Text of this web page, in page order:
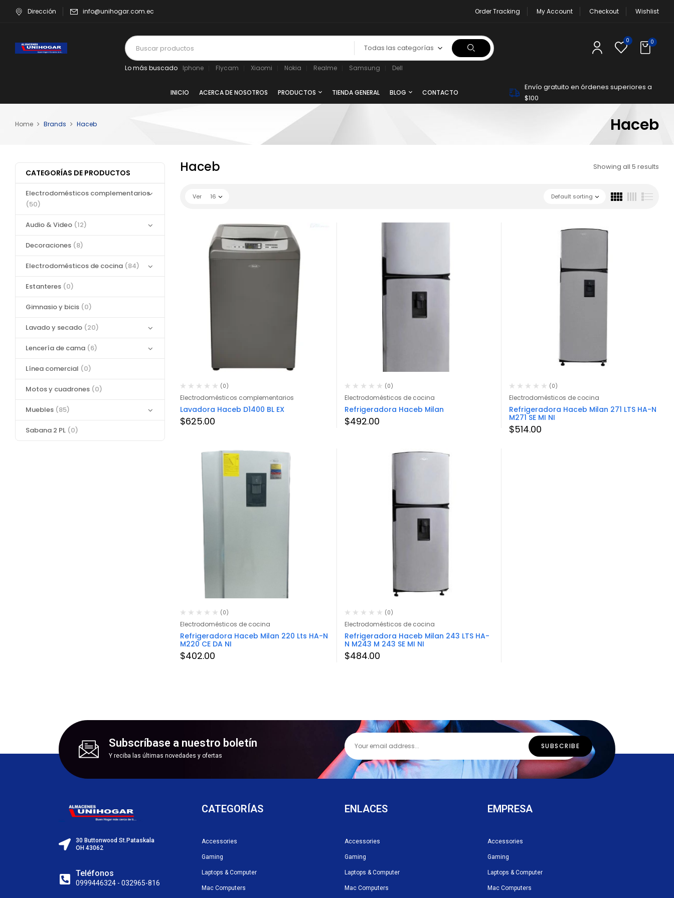
Dirección info@unihogar.com.ec Order Tracking My Account Checkout Wishlist
Todas las categorías
Lo más buscado Iphone Flycam Xiaomi Nokia Realme Samsung Dell
0 0
INICIO ACERCA DE NOSOTROS PRODUCTOS TIENDA GENERAL BLOG CONTACTO
Envío gratuito en órdenes superiores a
$100
Haceb
Home Brands Haceb
CATEGORÍAS DE PRODUCTOS
Electrodomésticos complementarios
(50)
Audio & Video (12)
Decoraciones (8)
Electrodomésticos de cocina (84)
Estanteres (0)
Gimnasio y bicis (0)
Lavado y secado (20)
Lencería de cama (6)
Línea comercial (0)
Motos y cuadrones (0)
Muebles (85)
Sabana 2 PL (0)
Haceb Showing all 5 results
Default sorting
Ver 16
(0)
Electrodomésticos complementarios
Lavadora Haceb D1400 BL EX
$625.00
(0)
Electrodomésticos de cocina
Refrigeradora Haceb Milan
$492.00
(0)
Electrodomésticos de cocina
Refrigeradora Haceb Milan 271 LTS HA-N
M271 SE MI NI
$514.00
(0)
Electrodomésticos de cocina
Refrigeradora Haceb Milan 220 Lts HA-N
M220 CE DA NI
$402.00
(0)
Electrodomésticos de cocina
Refrigeradora Haceb Milan 243 LTS HA-
N M243 M 243 SE MI NI
$484.00
Subscríbase a nuestro boletín
Y reciba las últimas novedades y ofertas
30 Buttonwood St.Pataskala
OH 43062
Teléfonos
0999446324 - 032965-816
CATEGORÍAS
Accessories
Gaming
Laptops & Computer
Mac Computers
ENLACES
Accessories
Gaming
Laptops & Computer
Mac Computers
EMPRESA
Accessories
Gaming
Laptops & Computer
Mac Computers